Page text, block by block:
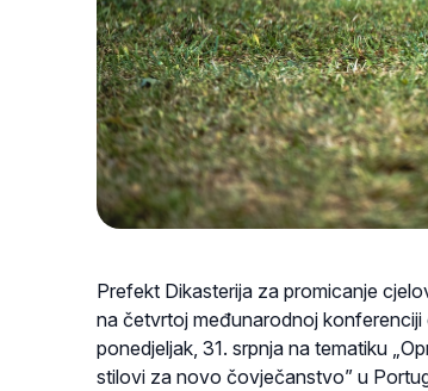
Prefekt Dikasterija za promicanje
na četvrtoj međunarodnoj
ponedjeljak, 31. srpnja na tematiku
stilovi za novo čovječanstvo” u